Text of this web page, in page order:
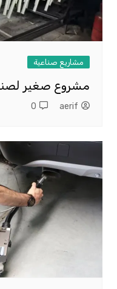
مشاريع صناعية
مشروع صغير
aerif
0